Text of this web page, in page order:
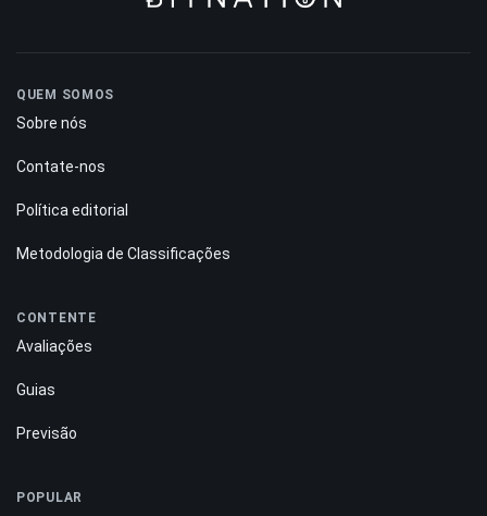
QUEM SOMOS
Sobre nós
Contate-nos
Política editorial
Metodologia de Classificações
CONTENTE
Avaliações
Guias
Previsão
POPULAR